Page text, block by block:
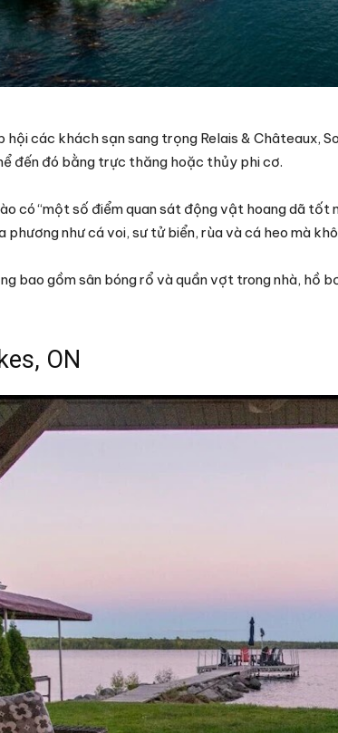
hội các khách sạn sang trọng Relais & Châteaux,
đến đó bằng trực thăng hoặc thủy phi cơ.
có “một số điểm quan sát động vật hoang dã
phương như cá voi, sư tử biển, rùa và cá heo mà
bao gồm sân bóng rổ và quần vợt trong nhà, hồ
ON